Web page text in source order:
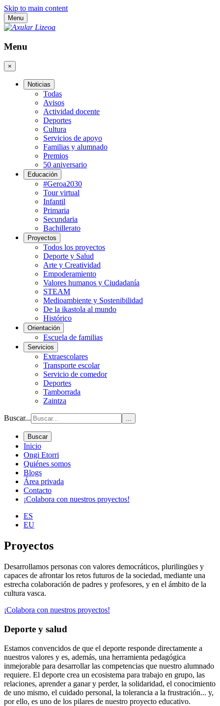
Skip to main content
Menu
Menu
×
Noticias
Todas
Avisos
Actividad docente
Deportes
Cultura
Servicios de apoyo
Familias y alumnado
Premios
50 aniversario
Educación
#Geroa2030
Tour virtual
Infantil
Primaria
Secundaria
Bachillerato
Proyectos
Todos los proyectos
Deporte y Salud
Arte y Creatividad
Empoderamiento
Valores humanos y Ciudadanía
STEAM
Medioambiente y Sostenibilidad
De la ikastola al mundo
Histórico
Orientación
Escuela de familias
Servicios
Extraescolares
Transporte escolar
Servicio de comedor
Deportes
Tamborrada
Zaintza
Buscar... ...
Buscar
Inicio
Ongi Etorri
Quiénes somos
Blogs
Área privada
Contacto
¡Colabora con nuestros proyectos!
ES
EU
Proyectos
Desarrollamos personas con valores democráticos, plurilingües y
capaces de afrontar los retos futuros de la sociedad, mediante una
estrecha colaboración de padres y profesores, y en el ámbito de la
cultura vasca.
¡Colabora con nuestros proyectos!
Deporte y salud
Estamos convencidos de que el deporte responde directamente a
nuestros valores y es, además, una herramienta pedagógica
inmejorable para desarrollar las competencias que nuestro alumnado
requiere. El deporte crea un ecosistema para trabajo en grupo, las
relaciones, aprender a ganar y perder, la solidaridad, el conocimiento
de uno mismo, el cuidado personal, la tolerancia a la frustración... y,
por ello, es uno de los pilares de nuestro proyecto educativo.